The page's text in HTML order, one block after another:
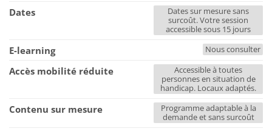
Dates
Dates sur mesure sans
surcoût. Votre session
accessible sous 15 jours
E-learning Nous consulter
Accès mobilité réduite
Accessible à toutes
personnes en situation de
handicap. Locaux adaptés.
Contenu sur mesure
Programme adaptable à la
demande et sans surcoût